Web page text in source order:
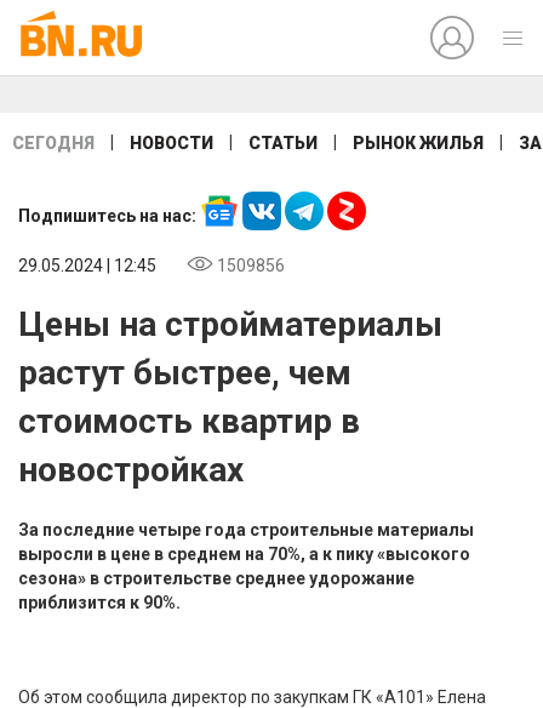
СЕГОДНЯ НОВОСТИ СТАТЬИ РЫНОК ЖИЛЬЯ
Подпишитесь на нас:
29.05.2024 | 12:45 1509856
Цены на стройматериалы
растут быстрее, чем
стоимость квартир в
новостройках
За последние четыре года строительные материалы
выросли в цене в среднем на 70%, а к пику «высокого
сезона» в строительстве среднее удорожание
приблизится к 90%.
Об этом сообщила директор по закупкам ГК «А101» Елена